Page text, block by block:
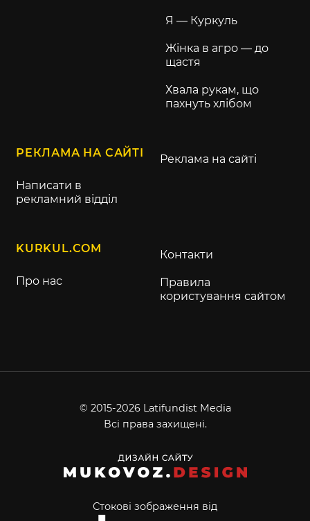
Я — Куркуль
Жінка в агро — до
щастя
Хвала рукам, що
пахнуть хлібом
РЕКЛАМА НА САЙТІ
Написати в
рекламний відділ
Реклама на сайті
KURKUL.COM
Про нас
Контакти
Правила
користування сайтом
© 2015-2026 Latifundist Media
Всі права захищені.
Стокові зображення від